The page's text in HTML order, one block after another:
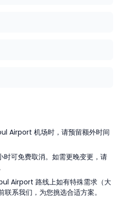
Airport 机场时，请预留额外时间
可免费取消。如需更晚变更，请
Airport 路线上如有特殊需求（大
系我们，为您挑选合适方案。